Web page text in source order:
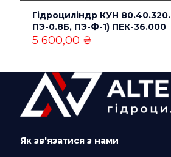
Гідроциліндр КУН
ПЭ-0.8Б, ПЭ-Ф-1) ПЕК-36.000
5 600,00 ₴
Як зв'язатися з нами